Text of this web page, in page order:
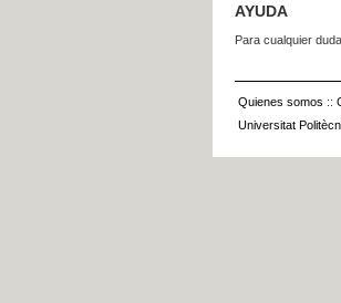
AYUDA
Para cualquier
Quienes somos ::
Universitat